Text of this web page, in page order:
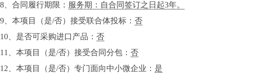
8、合同履行期限： 服务期：自合同签订之日起3年。
9、本项目（是/否）接受联合体投标： 否
10、是否可采购进口产品： 否
11、本项目（是/否）接受合同分包： 否
12、本项目（是/否）专门面向中小微企业： 是